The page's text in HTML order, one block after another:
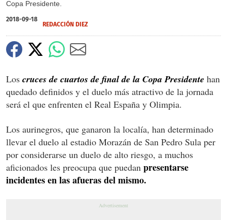
Copa Presidente.
2018-09-18
REDACCIÓN DIEZ
Los cruces de cuartos de final de la Copa Presidente han
quedado definidos y el duelo más atractivo de la jornada
será el que enfrenten el Real España y Olimpia.
Los aurinegros, que ganaron la localía, han determinado
llevar el duelo al estadio Morazán de San Pedro Sula per
por considerarse un duelo de alto riesgo, a muchos
aficionados les preocupa que puedan presentarse
incidentes en las afueras del mismo.